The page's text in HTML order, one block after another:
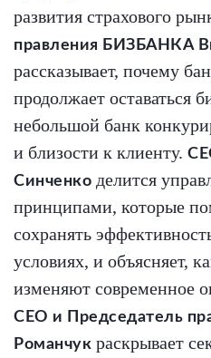
развития страхового
правления БИЗБАНКА
рассказывает, почему
продолжает оставаться
небольшой банк
и близости к клиенту.
Синченко делится
принципами, которые
сохранять
условиях, и объясняет,
изменяют современное
СЕО и Председатель
Романчук раскрывает